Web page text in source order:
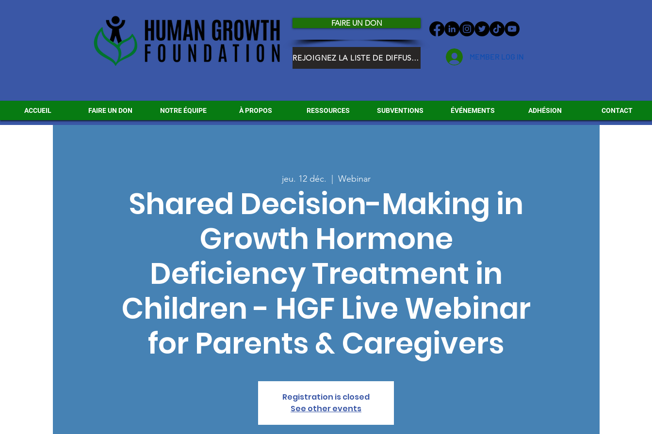
FAIRE UN DON
REJOIGNEZ LA LISTE DE DIFFUSION HGF MEMBER LOG IN
ACCUEIL FAIRE UN DON NOTRE ÉQUIPE À PROPOS RESSOURCES SUBVENTIONS ÉVÉNEMENTS ADHÉSION CONTACT
jeu. 12 déc. Webinar
Shared Decision-Making in
Growth Hormone
Deficiency Treatment in
Children - HGF Live Webinar
for Parents & Caregivers
Registration is closed
See other events